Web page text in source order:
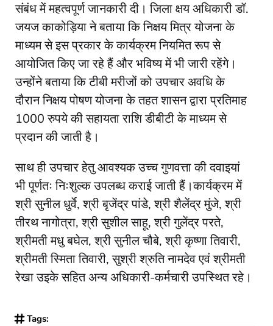
संबंध में महत्वपूर्ण जानकारी दी। जिला क्षय अधिकारी डॉ.
जयज काकोड़िया ने बताया कि निक्षय मित्र योजना के
माध्यम से इस प्रकार के कार्यक्रम नियमित रूप से
आयोजित किए जा रहे हैं और भविष्य में भी जारी रहेंगे।
उन्होंने बताया कि टीबी मरीजों को उपचार अवधि के
दौरान निक्षय पोषण योजना के तहत शासन द्वारा प्रतिमाह
1000 रुपये की सहायता राशि डीबीटी के माध्यम से
प्रदान की जाती है।
साथ ही उपचार हेतु आवश्यक उच्च गुणवत्ता की दवाइयां
भी पूर्णतः निःशुल्क उपलब्ध कराई जाती हैं।कार्यक्रम में
श्री सुनील धुर्वे, श्री बृजेंद्र पांडे, श्री शैलेंद्र मुंजे, श्री
तीरथ नागोत्रा, श्री सुशील साहू, श्री गुलेंद्र परते,
श्रीमती मधु बघेल, श्री सुनील चौबे, श्री कृष्णा तिवारी,
श्रीमती स्मिता तिवारी, सुश्री श्रुति नामदेव एवं श्रीमती
रेखा उइके सहित अन्य अधिकारी-कर्मचारी उपस्थित रहे।
Tags: